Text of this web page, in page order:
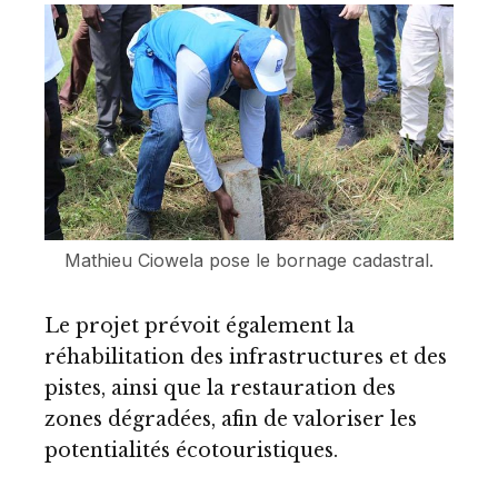
Mathieu Ciowela pose le bornage cadastral.
Le projet prévoit également la
réhabilitation des infrastructures et des
pistes, ainsi que la restauration des
zones dégradées, afin de valoriser les
potentialités écotouristiques.